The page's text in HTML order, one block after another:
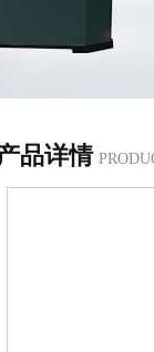
品详情